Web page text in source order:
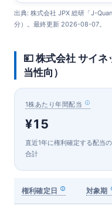
出典: 株式会社 JPX 総研「J-
分）。最終更新 2026-08-07。
💴 株式会社 サイ
当性向）
1株あたり年間配当
¥15
直近1年に権利確定する配当の
合計
権利確定日 対象期